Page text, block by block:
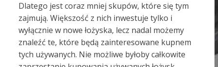
Dlatego jest coraz mniej skupów, które się tym
zajmują. Większość z nich inwestuje tylko i
wyłącznie w nowe łożyska, lecz nadal możemy
znaleźć te, które będą zainteresowane kupnem
tych używanych. Nie możliwe byłoby całkowite